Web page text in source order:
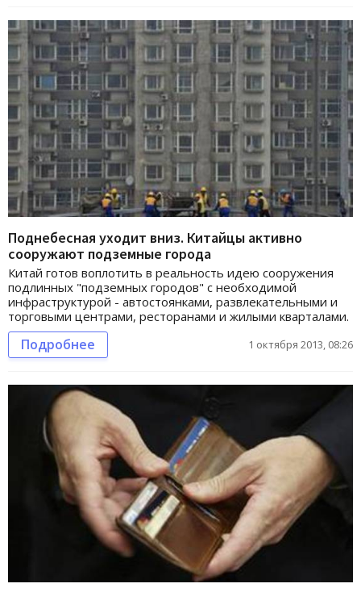
Поднебесная уходит вниз. Китайцы активно
сооружают подземные города
Китай готов воплотить в реальность идею сооружения
подлинных "подземных городов" с необходимой
инфраструктурой - автостоянками, развлекательными и
торговыми центрами, ресторанами и жилыми кварталами.
Подробнее 1 октября 2013, 08:26